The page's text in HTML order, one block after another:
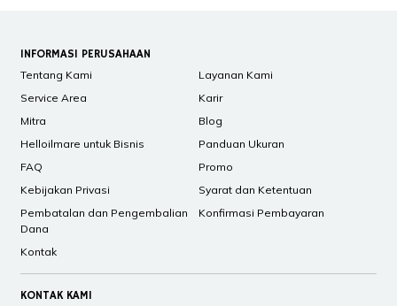
INFORMASI PERUSAHAAN
Tentang Kami
Layanan Kami
Service Area
Karir
Mitra
Blog
Helloilmare untuk Bisnis
Panduan Ukuran
FAQ
Promo
Kebijakan Privasi
Syarat dan Ketentuan
Pembatalan dan Pengembalian
Dana
Konfirmasi Pembayaran
Kontak
KONTAK KAMI